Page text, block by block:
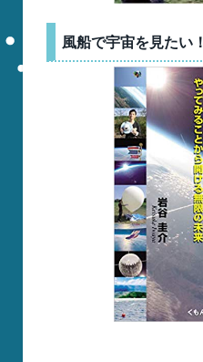
風船で宇宙を見たい！